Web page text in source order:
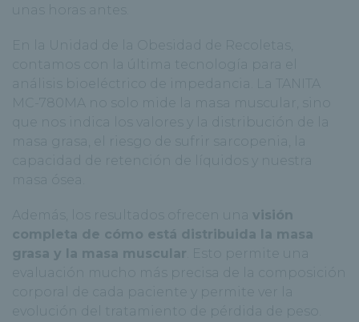
unas horas antes.
En la Unidad de la Obesidad de Recoletas,
contamos con la última tecnología para el
análisis bioeléctrico de impedancia. La TANITA
MC-780MA no solo mide la masa muscular, sino
que nos indica los valores y la distribución de la
masa grasa, el riesgo de sufrir sarcopenia, la
capacidad de retención de líquidos y nuestra
masa ósea.
Además, los resultados ofrecen una visión
completa de cómo está distribuida la masa
grasa y la masa muscular . Esto permite una
evaluación mucho más precisa de la composición
corporal de cada paciente y permite ver la
evolución del tratamiento de pérdida de peso.